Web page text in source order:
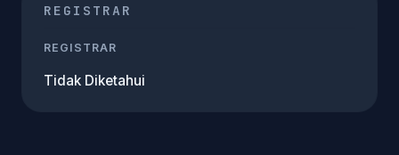
REGISTRAR
REGISTRAR
Tidak Diketahui